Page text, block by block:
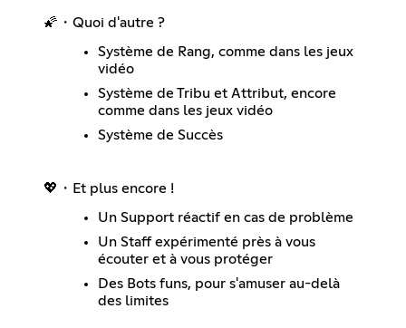
🌠・Quoi d'autre ?
Système de Rang, comme dans les jeux
vidéo
Système de Tribu et Attribut, encore
comme dans les jeux vidéo
Système de Succès
💖・Et plus encore !
Un Support réactif en cas de problème
Un Staff expérimenté près à vous
écouter et à vous protéger
Des Bots funs, pour s'amuser au-delà
des limites